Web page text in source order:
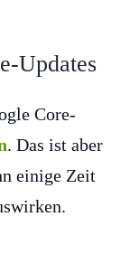
Updates
Core-
. Das ist aber
einige Zeit